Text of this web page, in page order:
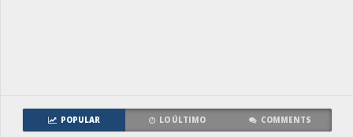
POPULAR LO ÚLTIMO COMMENTS